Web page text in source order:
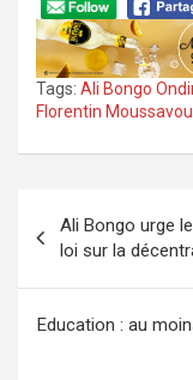
Tags: Ali Bongo
Florentin Moussavou
de
l’article
Ali Bongo urge
loi sur la
Education : au